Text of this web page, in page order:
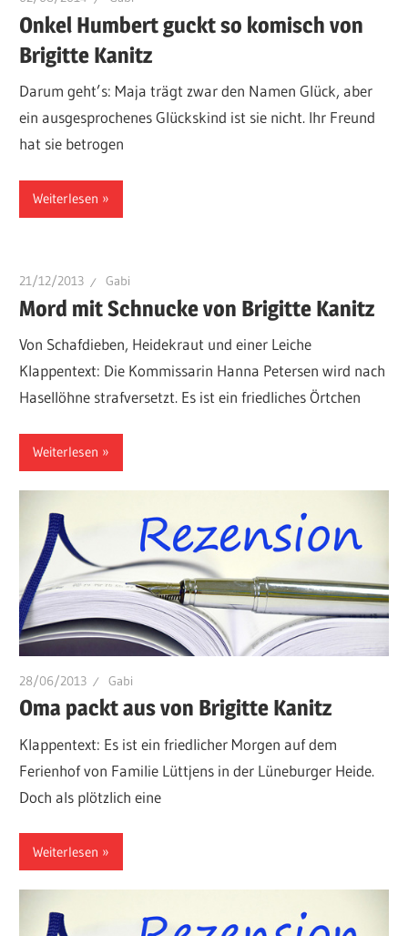
Onkel Humbert guckt so komisch von
Brigitte Kanitz
Darum geht’s: Maja trägt zwar den Namen Glück, aber
ein ausgesprochenes Glückskind ist sie nicht. Ihr Freund
hat sie betrogen
Weiterlesen
21/12/2013 Gabi
Mord mit Schnucke von Brigitte Kanitz
Von Schafdieben, Heidekraut und einer Leiche
Klappentext: Die Kommissarin Hanna Petersen wird nach
Hasellöhne strafversetzt. Es ist ein friedliches Örtchen
Weiterlesen
28/06/2013 Gabi
Oma packt aus von Brigitte Kanitz
Klappentext: Es ist ein friedlicher Morgen auf dem
Ferienhof von Familie Lüttjens in der Lüneburger Heide.
Doch als plötzlich eine
Weiterlesen